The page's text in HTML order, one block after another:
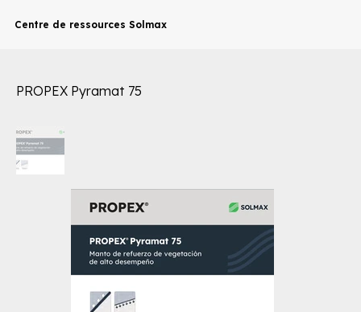
Centre de ressources Solmax
PROPEX Pyramat 75